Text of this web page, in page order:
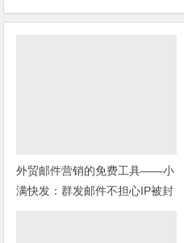
外贸邮件营销的免费工具——小
满快发：群发邮件不担心IP被封